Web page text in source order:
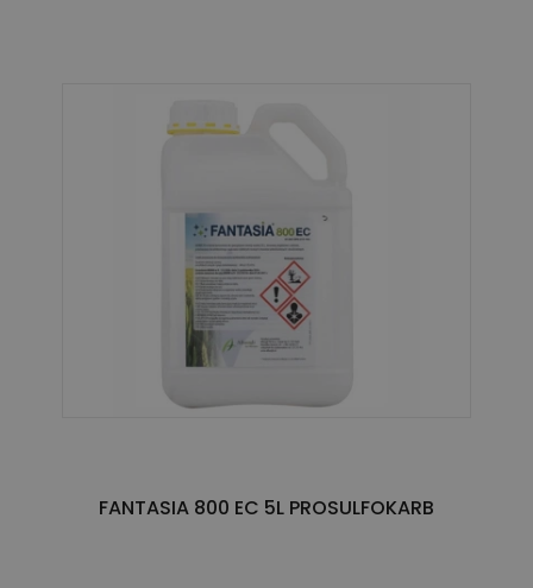
FANTASIA 800 EC 5L PROSULFOKARB